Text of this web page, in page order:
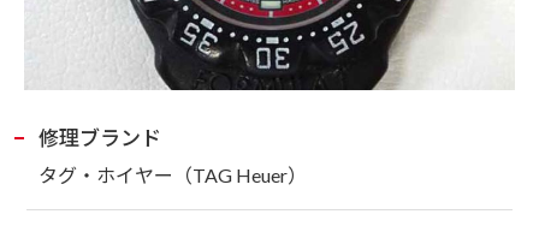
修理ブランド
タグ・ホイヤー （TAG Heuer）